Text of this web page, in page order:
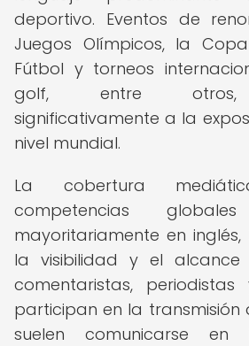
deportivo. Eventos de
Juegos Olímpicos, la
Fútbol y torneos
golf, entre otros,
significativamente a la
nivel mundial.
La cobertura
competencias
mayoritariamente en
la visibilidad y el alcance
comentaristas,
participan en la transmisión
suelen comunicarse